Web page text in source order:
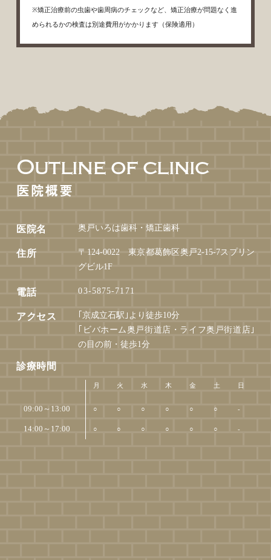
※矯正治療前の虫歯や歯周病のチェックなど、矯正治療が問題なく進
められるかの検査は別途費用がかかります（保険適用）
Outline of clinic
医院概要
医院名 奥戸いろは歯科・矯正歯科
住所
〒124-0022 東京都葛飾区奥戸2-15-7スプリン
グビル1F
電話 03-5875-7171
アクセス
｢京成立石駅｣より徒歩10分
｢ビバホーム奥戸街道店・ライフ奥戸街道店｣
の目の前・徒歩1分
診療時間
月 火 水 木 金 土 日
09:00～13:00 ○ ○ ○ ○ ○ ○ -
14:00～17:00 ○ ○ ○ ○ ○ ○ -